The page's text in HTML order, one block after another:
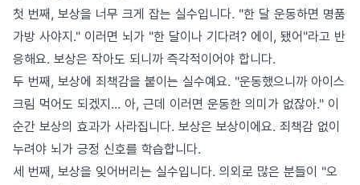
첫 번째, 보상을 너무 크게 잡는 실수입니다. "한 달 운동하면 명품
가방 사야지." 이러면 뇌가 "한 달이나 기다려? 에이, 됐어"라고 반
응해요. 보상은 작아도 되니까 즉각적이어야 합니다.
두 번째, 보상에 죄책감을 붙이는 실수예요. "운동했으니까 아이스
크림 먹어도 되겠지... 아, 근데 이러면 운동한 의미가 없잖아." 이
순간 보상의 효과가 사라집니다. 보상은 보상이에요. 죄책감 없이
누려야 뇌가 긍정 신호를 학습합니다.
세 번째, 보상을 잊어버리는 실수입니다. 의외로 많은 분들이 "오